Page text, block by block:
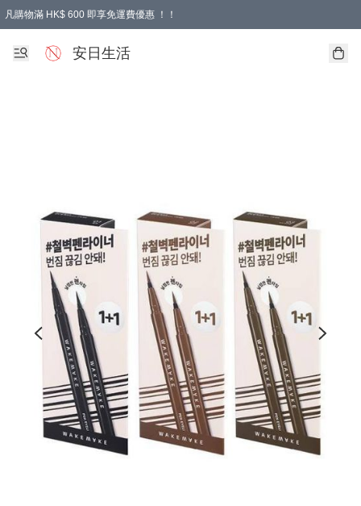
凡購物滿 HK$ 600 即享免運費優惠 ！！
安日生活